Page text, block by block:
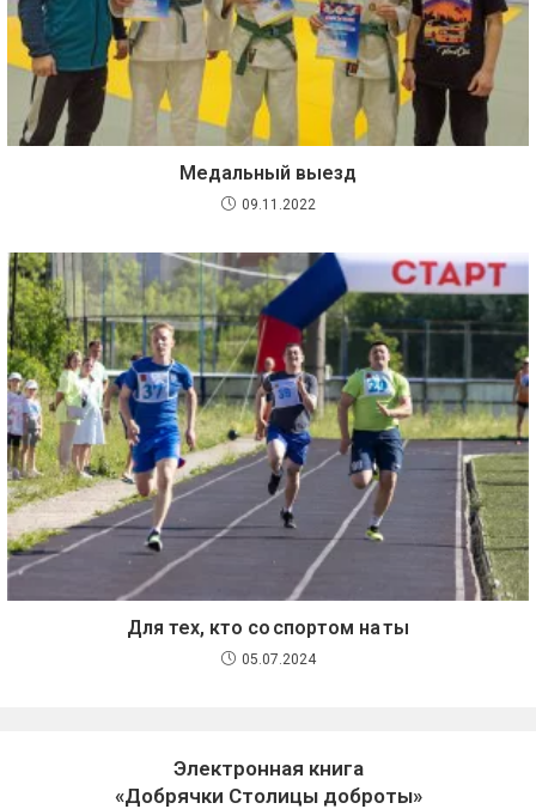
Медальный выезд
09.11.2022
Для тех, кто со спортом на ты
05.07.2024
Электронная книга
«Добрячки Столицы доброты»